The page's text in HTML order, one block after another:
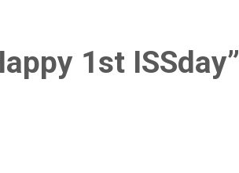
1st ISSday”